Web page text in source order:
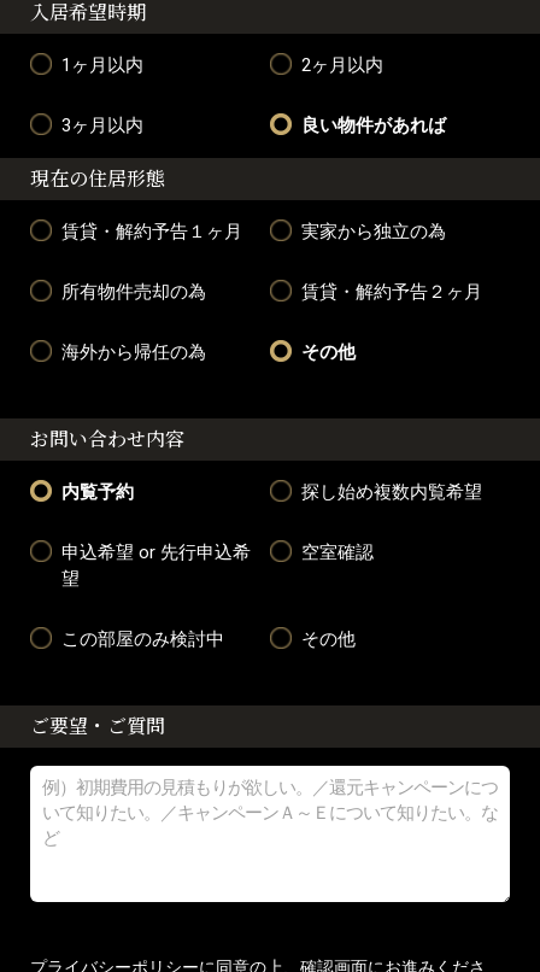
入居希望時期
1ヶ月以内 2ヶ月以内
3ヶ月以内 良い物件があれば
現在の住居形態
賃貸・解約予告１ヶ月 実家から独立の為
所有物件売却の為 賃貸・解約予告２ヶ月
海外から帰任の為 その他
お問い合わせ内容
内覧予約 探し始め複数内覧希望
申込希望 or 先行申込希
望
空室確認
この部屋のみ検討中 その他
ご要望・ご質問
プライバシーポリシーに同意の上、確認画面にお進みくださ